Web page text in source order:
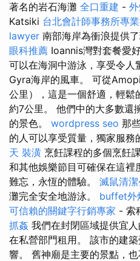
著名的岩石海灘 全口重建 -
Katsiki 台北會計師事務所專
lawyer 南部海岸為衝浪提供
眼科推薦 Ioannis灣對套餐愛
可以在海洞中游泳，享受令
Gyra海岸的風車。 可從
公里），這是一個舒適，輕
約7公里。 他們中的大多數還
的景色。 wordpress seo 那
的人可以享受質量，獨家服務
天 裝潢 烹飪課程的多個烹飪
和其他娛樂節目可確保在這裡
難忘，永恆的體驗。 滅鼠清潔
灘完全安全地游泳。 buffet外
可信賴的關鍵字行銷專家 - 索
抓姦 我們在封閉區域提供宜
在私營部門租用。 該市的建
響。 舊神廟是主要的景點，